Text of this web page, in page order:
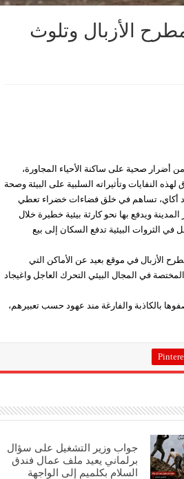
الأزبال وتلوث
أضرار صحية على ساكنة الأحياء المجاورة،
النفايات وتأثيراته السلبية على البيئة وصحة
أكاي، تساهم في خلق فضاءات خضراء تعطي
ويدفع بها نحو كارثة بيئية خطيرة خلال
الثروات البيئية تدفع السكان إلى بيع
الأزبال في موقع بعيد عن الأماكن التي
في المجال البيئي التحرك العاجل واغيجاد
بالكاذبة والفارغة مند عهود حسب تعبيرهم،
جواب وزير التشغيل على سؤال
برلماني يعيد ملف عمال فندق
السلام بكلميم إلى الواجهة